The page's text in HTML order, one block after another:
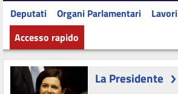
Deputati Organi Parlamentari Lavori
Accesso rapido
La Presidente